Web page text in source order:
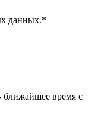
данных.*
время с